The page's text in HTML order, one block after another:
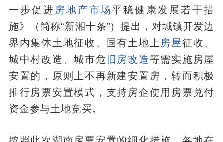
一步促进 房地产市场平稳健康发展若干措
施》（简称“新湘十条”）提出，对城镇开发边
界内集体土地征收、国有土地上 房屋征收、
城中村改造、城市危 旧房改造等需实施房屋
安置的，原则上不再新建安置房，转而积极
推行房票安置模式，支持房企使用房票兑付
资金参与土地竞买。